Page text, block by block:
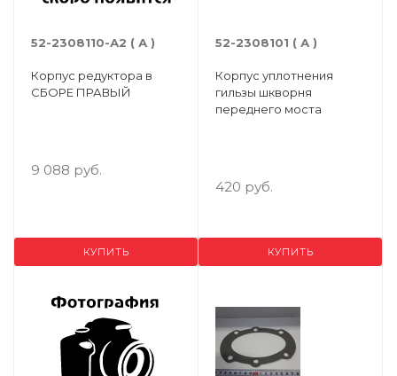
52-2308110-А2 ( А )
Корпус редуктора в
СБОРЕ ПРАВЫЙ
9 088 руб.
КУПИТЬ
52-2308101 ( А )
Корпус уплотнения
гильзы шкворня
переднего моста
420 руб.
КУПИТЬ